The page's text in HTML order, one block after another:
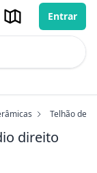
Entrar
Telhão de
direito